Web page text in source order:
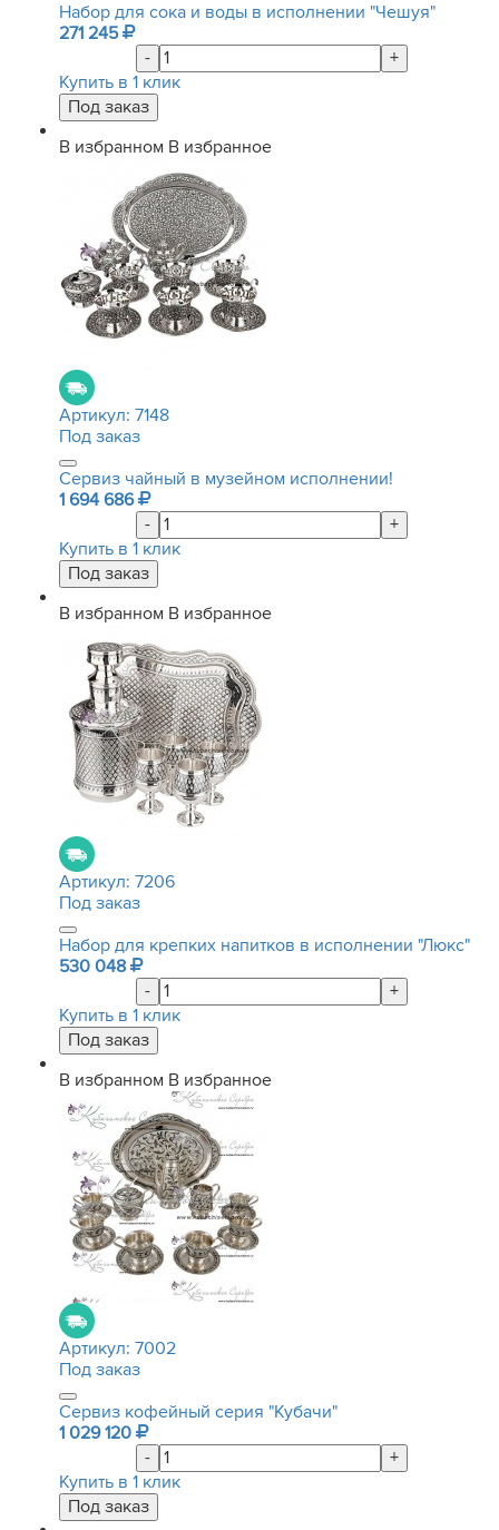
Набор для сока и воды в исполнении "Чешуя"
271 245
-
+
Купить в 1 клик
В избранном В избранное
Артикул: 7148
Под заказ
Сервиз чайный в музейном исполнении!
1 694 686
-
+
Купить в 1 клик
В избранном В избранное
Артикул: 7206
Под заказ
Набор для крепких напитков в исполнении "Люкс"
530 048
-
+
Купить в 1 клик
В избранном В избранное
Артикул: 7002
Под заказ
Сервиз кофейный серия "Кубачи"
1 029 120
-
+
Купить в 1 клик